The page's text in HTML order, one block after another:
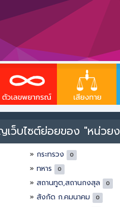
เว็บไซต์ย่อยของ "หน่วย
กระทรวง 0
ทหาร 0
สถานทูต,สถานกงสุล 0
สังกัด ก.คมนาคม 0